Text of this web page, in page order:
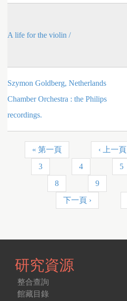
A life for the violin /
Szymon Goldberg, Netherlands
Chamber Orchestra : the Philips
recordings.
« 第一頁 ‹ 上一頁
3
4 5
8
9
下一頁 ›
研究資源
整合查詢
館藏目錄